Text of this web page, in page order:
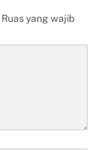
Ruas yang wajib